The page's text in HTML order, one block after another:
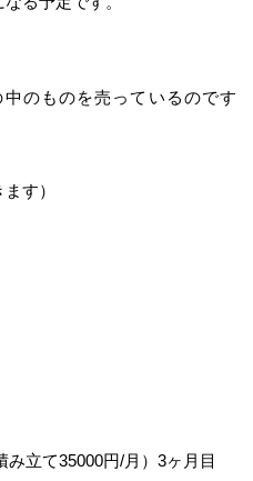
中のものを売っているのです
す）
み立て35000円/月）3ヶ月目